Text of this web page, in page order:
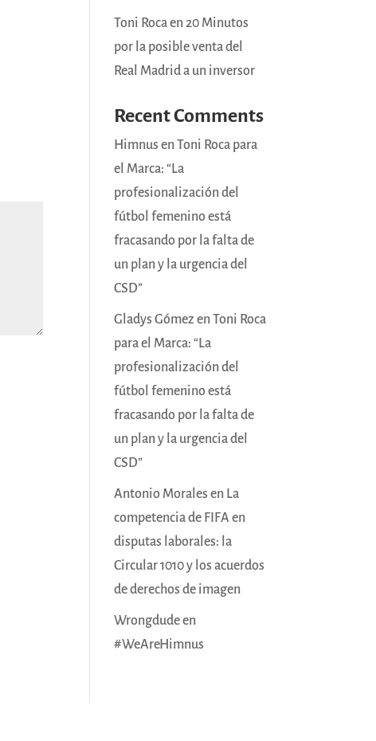
Toni Roca en 20 Minutos
por la posible venta del
Real Madrid a un inversor
Recent Comments
Himnus enToni Roca para
el Marca: “La
profesionalización del
fútbol femenino está
fracasando por la falta de
un plan y la urgencia del
CSD”
Gladys Gómez enToni Roca
para el Marca: “La
profesionalización del
fútbol femenino está
fracasando por la falta de
un plan y la urgencia del
CSD”
Antonio Morales en La
competencia de FIFA en
disputas laborales: la
Circular 1010 y los acuerdos
de derechos de imagen
Wrongdudeen
#WeAreHimnus